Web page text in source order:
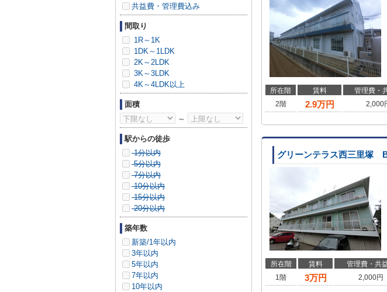
所在階 賃料 管理費・
2階
2.9万円 2,000
グリーンテラス西三里塚
所在階 賃料 管理費・共
1階
3万円 2,000円
共益費・管理費込み
間取り
1R～1K
1DK～1LDK
2K～2LDK
3K～3LDK
4K～4LDK以上
面積
～
駅からの徒歩
1分以内
5分以内
7分以内
10分以内
15分以内
20分以内
築年数
新築/1年以内
3年以内
5年以内
7年以内
10年以内